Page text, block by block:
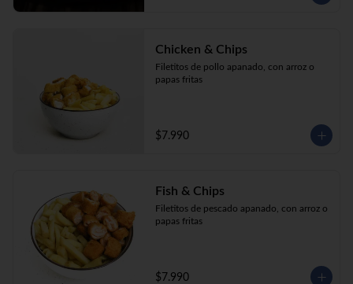
Chicken & Chips
Filetitos de pollo apanado, con arroz o
papas fritas
$7.990
Fish & Chips
Filetitos de pescado apanado, con arroz o
papas fritas
$7.990